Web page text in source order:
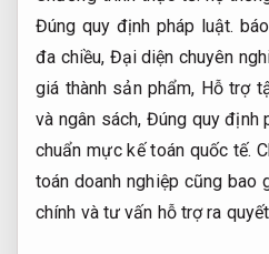
Đúng quy định pháp luật.
đa chiều, Đại diện chuyên
giá thành sản phẩm, Hỗ trợ
và ngân sách, Đúng quy định
chuẩn mực kế toán quốc tế.
toán doanh nghiệp cũng
chính và tư vấn hỗ trợ ra